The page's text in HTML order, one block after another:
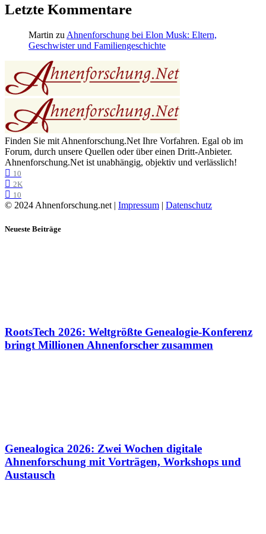
Letzte Kommentare
Martin zu Ahnenforschung bei Elon Musk: Eltern,
Geschwister und Familiengeschichte
Finden Sie mit Ahnenforschung.Net Ihre Vorfahren. Egal ob im
Forum, durch unsere Quellen oder über einen Dritt-Anbieter.
Ahnenforschung.Net ist unabhängig, objektiv und verlässlich!
10
2K
10
© 2024 Ahnenforschung.net | Impressum | Datenschutz
Neueste Beiträge
RootsTech 2026: Weltgrößte Genealogie-Konferenz
bringt Millionen Ahnenforscher zusammen
Genealogica 2026: Zwei Wochen digitale
Ahnenforschung mit Vorträgen, Workshops und
Austausch